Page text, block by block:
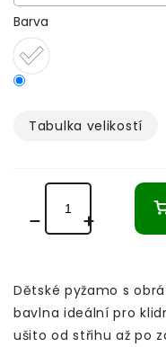
Barva
Tabulka velikostí­
Dětské pyžamo s
bavlna ideální pro
ušito od střihu až po